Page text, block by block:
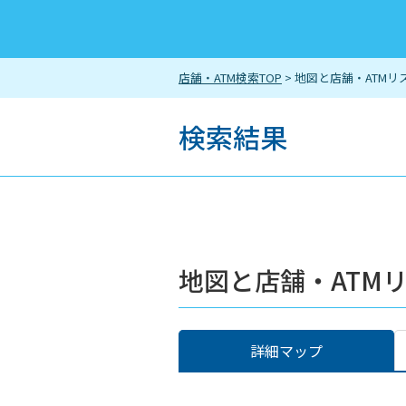
店舗・ATM検索TOP > 地図と店舗・ATMリ
検索結果
地図と店舗・ATM
詳細マップ